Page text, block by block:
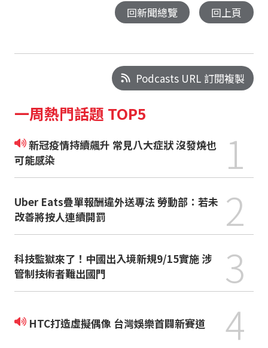
回新聞總覽 回上頁
Podcasts URL 訂閱複製
一周熱門話題 TOP5
新冠疫情持續飆升 常見八大症狀 沒發燒也
可能感染
1
Uber Eats疊單報酬違外送專法 勞動部：若未
改善將按人連續開罰
2
科技監獄來了！中國出入境新規9/15實施 涉
管制技術者難出國門
3
HTC打造虛擬偶像 台灣娛樂首闢新賽道 4